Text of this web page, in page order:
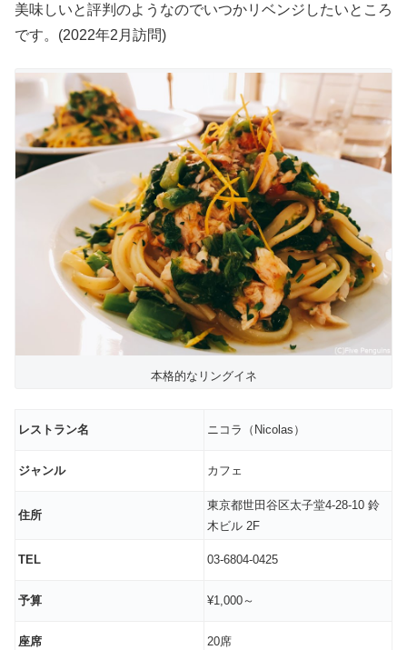
美味しいと評判のようなのでいつかリベンジしたいところ
です。(2022年2月訪問)
本格的なリングイネ
レストラン名 ニコラ（Nicolas）
ジャンル カフェ
住所
東京都世田谷区太子堂4-28-10 鈴
木ビル 2F
TEL 03-6804-0425
予算 ¥1,000～
座席 20席